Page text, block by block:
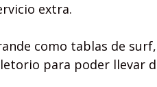
extra.
como tablas de
para poder llevar